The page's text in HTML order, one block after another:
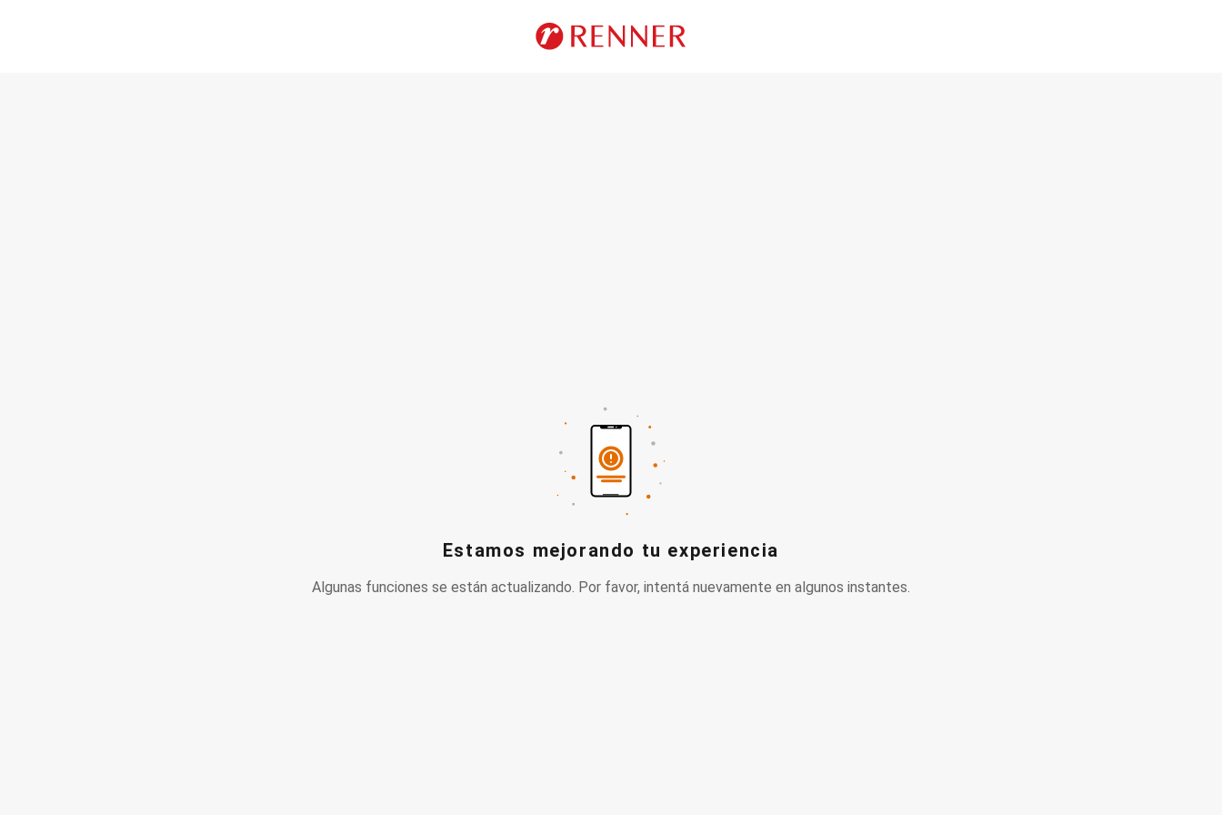
Estamos mejorando tu experiencia
Algunas funciones se están actualizando. Por favor, intentá nuevamente en algunos instantes.